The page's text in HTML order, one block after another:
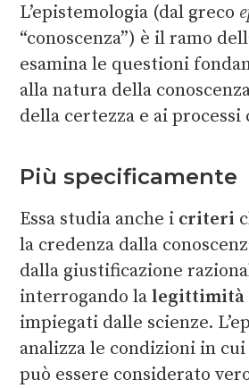
L’epistemologia (dal greco
“conoscenza”) è il ramo
esamina le questioni
alla natura della
della certezza e ai
Più specificamente
Essa studia anche i criteri
la credenza dalla
dalla giustificazione
interrogando lalegittimità
impiegati dalle scienze.
analizza le condizioni in
può essere considerato